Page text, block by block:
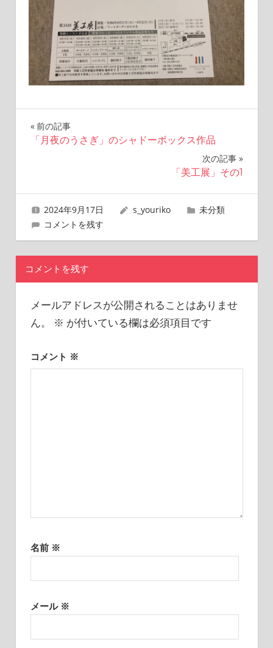
投
ビ
ゲ
ー
シ
ョ
ン
前の記事
「月夜のうさぎ」のシャドーボックス作品
次の記事
「美工展」その1
2024年9月17日 s_youriko
未分類
コメントを残す
コメントを残す
メールアドレスが公開されることはありませ
ん。
※ が付いている欄は必須項目です
コメント ※
名前 ※
メール ※